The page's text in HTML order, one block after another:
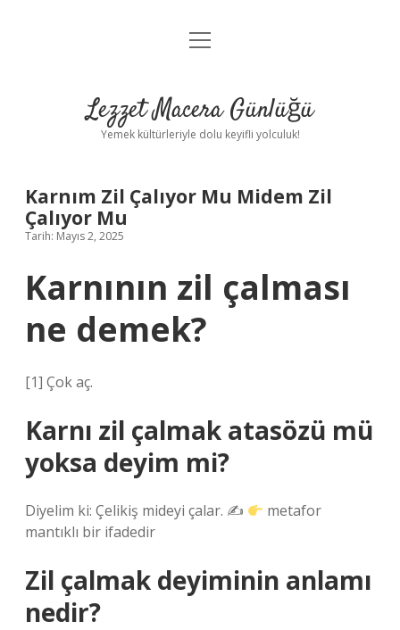
Anasayfa
Yasal Uyarı
menüyü
Lezzet Macera Günlüğü
Yemek kültürleriyle dolu keyifli yolculuk!
Karnım Zil Çalıyor Mu Midem Zil
Çalıyor Mu
Tarih: Mayıs 2, 2025
Karnının zil çalması
ne demek?
[1] Çok aç.
Karnı zil çalmak atasözü mü
yoksa deyim mi?
Diyelim ki: Çelikiş mideyi çalar. ✍
metafor
mantıklı bir ifadedir
Zil çalmak deyiminin anlamı
nedir?